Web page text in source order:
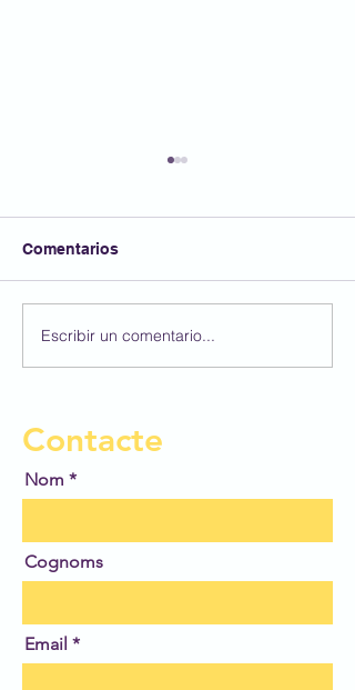
Felicitats Sònia🎂🎉
Comentarios
Escribir un comentario...
Contacte
Nom
Cognoms
Email